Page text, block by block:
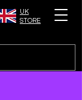
UK
STORE